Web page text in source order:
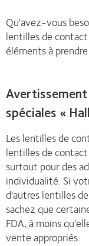
Qu'avez-vous
lentilles de
éléments à
spéciales «
Les lentilles de
lentilles de
surtout pour des
individualité. Si
d'autres lentilles
sachez que
FDA, à moins
vente appropriés.